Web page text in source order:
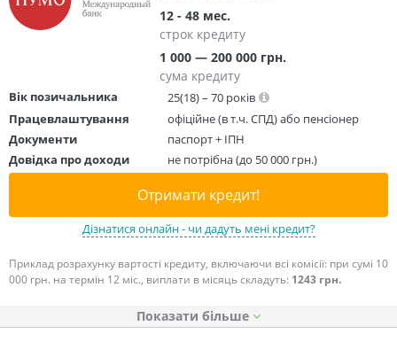
12 - 48 мес.
строк кредиту
1 000 — 200 000 грн.
сума кредиту
Вік позичальника
25(18) – 70 років
Працевлаштування
офіційне (в т.ч. СПД) або пенсіонер
Документи
паспорт + ІПН
Довідка про доходи
не потрібна (до 50 000 грн.)
Отримати кредит!
Дізнатися онлайн - чи дадуть мені кредит?
Приклад розрахунку вартості кредиту, включаючи всі комісії: при сумі 10
000 грн. на термін 12 міс., виплати в місяць складуть: 1243 грн.
Показати